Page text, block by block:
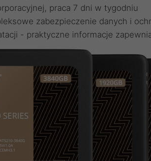
praca 7 dni w tygodniu
zabezpieczenie danych i
- praktyczne informacje